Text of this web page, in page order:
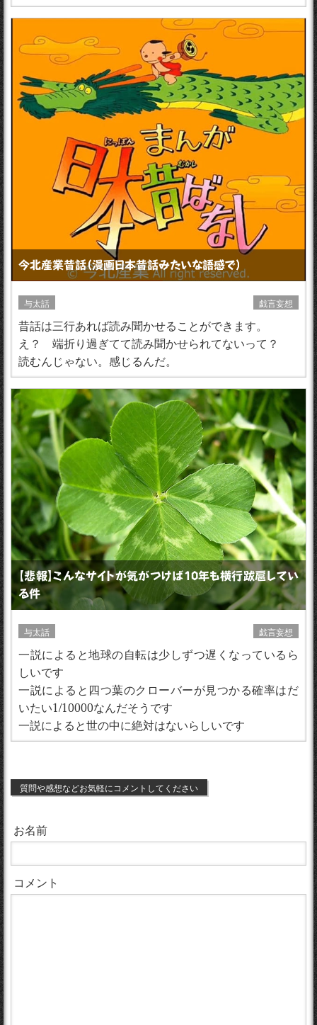
今北産業昔話（漫画日本昔話みたいな語感で）
与太話 戯言妄想
昔話は三行あれば読み聞かせることができます。
え？ 端折り過ぎてて読み聞かせられてないって？
読むんじゃない。感じるんだ。
【悲報】こんなサイトが気がつけば10年も横行跋扈してい
る件
与太話 戯言妄想
一説によると地球の自転は少しずつ遅くなっているら
しいです
一説によると四つ葉のクローバーが見つかる確率はだ
いたい1/10000なんだそうです
一説によると世の中に絶対はないらしいです
質問や感想などお気軽にコメントしてください
お名前
コメント